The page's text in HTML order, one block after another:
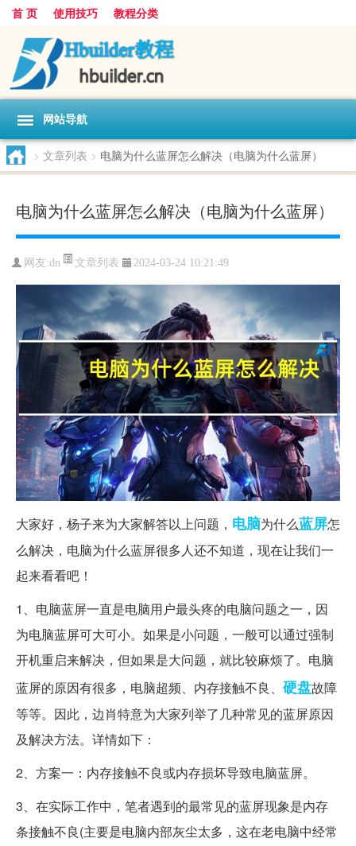
首 页 使用技巧 教程分类
网站导航
> 文章列表 > 电脑为什么蓝屏怎么解决（电脑为什么蓝屏）
电脑为什么蓝屏怎么解决（电脑为什么蓝屏）
网友:dn 文章列表 2024-03-24 10:21:49
大家好，杨子来为大家解答以上问题， 电脑为什么蓝屏怎
么解决，电脑为什么蓝屏很多人还不知道，现在让我们一
起来看看吧！
1、电脑蓝屏一直是电脑用户最头疼的电脑问题之一，因
为电脑蓝屏可大可小。如果是小问题，一般可以通过强制
开机重启来解决，但如果是大问题，就比较麻烦了。电脑
蓝屏的原因有很多，电脑超频、内存接触不良、 硬盘故障
等等。因此，边肖特意为大家列举了几种常见的蓝屏原因
及解决方法。详情如下：
2、方案一：内存接触不良或内存损坏导致电脑蓝屏。
3、在实际工作中，笔者遇到的最常见的蓝屏现象是内存
条接触不良(主要是电脑内部灰尘太多，这在老电脑中经常